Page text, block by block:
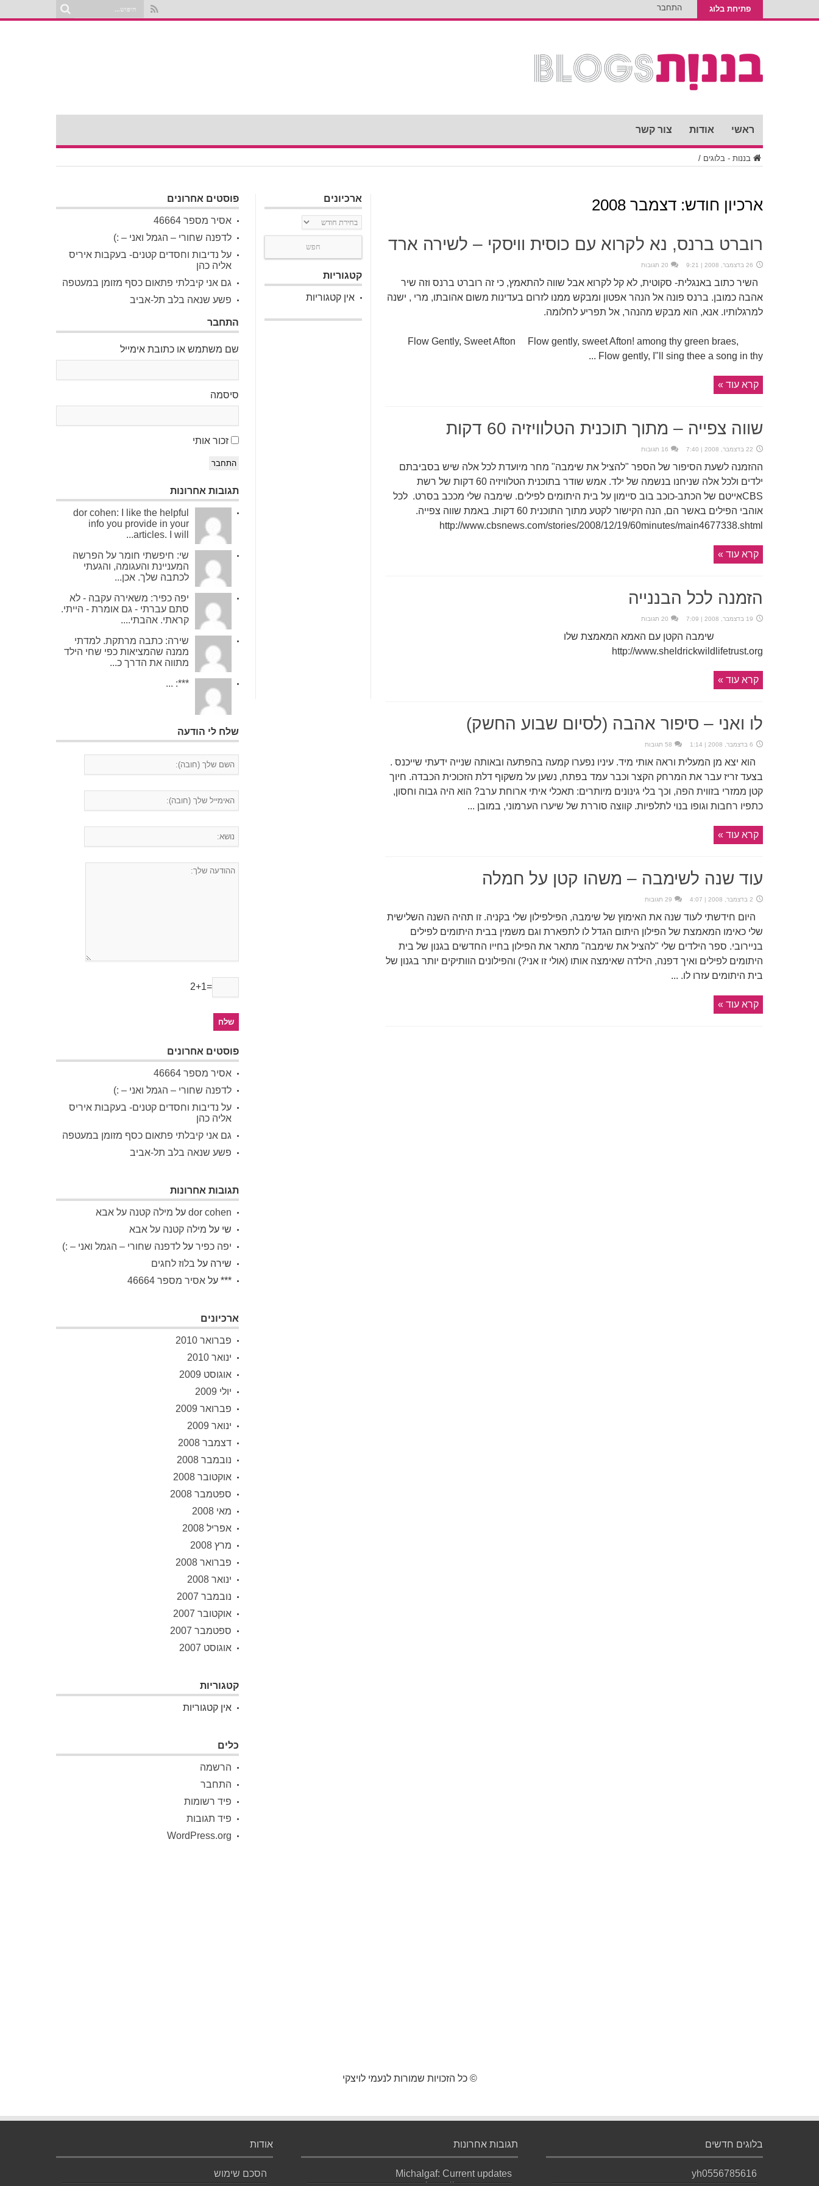
פתיחת בלוג התחבר
ראשי אודות צור קשר
בננות - בלוגים /
ארכיון חודש: דצמבר 2008
רוברט ברנס, נא לקרוא עם כוסית וויסקי – לשירה ארד
26 בדצמבר, 2008 | 9:21 20 תגובות
השיר כתוב באנגלית- סקוטית, לא קל לקרוא אבל שווה להתאמץ, כי זה רוברט ברנס וזה שיר
אהבה כמובן. ברנס פונה אל הנהר אפטון ומבקש ממנו לזרום בעדינות משום אהובתו, מרי , ישנה
למרגלותיו. אנא, הוא מבקש מהנהר, אל תפריע לחלומה.
Flow Gently, Sweet Afton Flow gently, sweet Afton! among thy green braes,
Flow gently, I"ll sing thee a song in thy ...
קרא עוד »
שווה צפייה – מתוך תוכנית הטלוויזיה 60 דקות
22 בדצמבר, 2008 | 7:40 16 תגובות
ההזמנה לשעת הסיפור של הספר "להציל את שימבה" מחר מיועדת לכל אלה שיש בסביבתם
ילדים ולכל אלה שניחנו בנשמה של ילד. אמש שודר בתוכנית הטלוויזיה 60 דקות של רשת
CBSאייטם של הכתב-כוכב בוב סיימון על בית היתומים לפילים. שימבה שלי מככב בסרט. לכל
אוהבי הפילים באשר הם, הנה הקישור לקטע מתוך התוכנית 60 דקות. באמת שווה צפייה.
http://www.cbsnews.com/stories/2008/12/19/60minutes/main4677338.shtml
קרא עוד »
הזמנה לכל הבננייה
19 בדצמבר, 2008 | 7:09 20 תגובות
שימבה הקטן עם האמא המאמצת שלו
http://www.sheldrickwildlifetrust.org
קרא עוד »
לו ואני – סיפור אהבה (לסיום שבוע החשק)
6 בדצמבר, 2008 | 1:14 58 תגובות
הוא יצא מן המעלית וראה אותי מיד. עיניו נפערו קמעה בהפתעה ובאותה שנייה ידעתי שייכנס .
בצעד זריז עבר את המרחק הקצר וכבר עמד בפתח, נשען על משקוף דלת הזכוכית הכבדה. חיוך
קטן ממזרי בזווית הפה, וכך בלי גינונים מיותרים: תאכלי איתי ארוחת ערב? הוא היה גבוה וחסון,
כתפיו רחבות וגופו בנוי לתלפיות. קווצה סוררת של שיערו הערמוני, במובן ...
קרא עוד »
עוד שנה לשימבה – משהו קטן על חמלה
2 בדצמבר, 2008 | 4:07 29 תגובות
היום חידשתי לעוד שנה את האימוץ של שימבה, הפילפילון שלי בקניה. זו תהיה השנה השלישית
שלי כאימו המאמצת של הפילון היתום הגדל לו לתפארת וגם משמין בבית היתומים לפילים
בניירובי. ספר הילדים שלי "להציל את שימבה" מתאר את הפילון בחייו החדשים בגנון של בית
היתומים לפילים ואיך דפנה, הילדה שאימצה אותו (אולי זו אני?) והפילונים הוותיקים יותר בגנון של
בית היתומים עזרו לו. ...
קרא עוד »
ארכיונים
ארכיונים
קטגוריות
אין קטגוריות
פוסטים אחרונים
אסיר מספר 46664
לדפנה שחורי – הגמל ואני – :)
על נדיבות וחסדים קטנים- בעקבות איריס
אליה כהן
גם אני קיבלתי פתאום כסף מזומן במעטפה
פשע שנאה בלב תל-אביב
התחבר
שם משתמש או כתובת אימייל
סיסמה
זכור אותי
התחבר
תגובות אחרונות
dor cohen: I like the helpful
info you provide in your
articles. I will...
שי: חיפשתי חומר על הפרשה
המעניינת והעגומה, והגעתי
לכתבה שלך. אכן...
יפה כפיר: משאירה עקבה - לא
סתם עברתי - גם אומרת - הייתי.
קראתי. אהבתי....
שירה: כתבה מרתקת. למדתי
ממנה שהמציאות כפי שחי הילד
מתווה את הדרך כ...
***: ...
שלח לי הודעה
2+1=
פוסטים אחרונים
אסיר מספר 46664
לדפנה שחורי – הגמל ואני – :)
על נדיבות וחסדים קטנים- בעקבות איריס
אליה כהן
גם אני קיבלתי פתאום כסף מזומן במעטפה
פשע שנאה בלב תל-אביב
תגובות אחרונות
dor cohen על מילה קטנה על אבא
שי על מילה קטנה על אבא
יפה כפיר על לדפנה שחורי – הגמל ואני – :)
שירה על בלוז לחגים
*** על אסיר מספר 46664
ארכיונים
פברואר 2010
ינואר 2010
אוגוסט 2009
יולי 2009
פברואר 2009
ינואר 2009
דצמבר 2008
נובמבר 2008
אוקטובר 2008
ספטמבר 2008
מאי 2008
אפריל 2008
מרץ 2008
פברואר 2008
ינואר 2008
נובמבר 2007
אוקטובר 2007
ספטמבר 2007
אוגוסט 2007
קטגוריות
אין קטגוריות
כלים
הרשמה
התחבר
פיד רשומות
פיד תגובות
WordPress.org
© כל הזכויות שמורות לנעמי לויצקי
בלוגים חדשים
yh0556785616
תגובות אחרונות
Michalgaf: Current updates
אודות
הסכם שימוש